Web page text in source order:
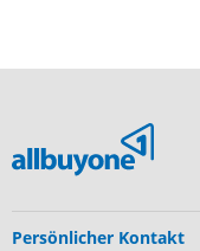
Persönlicher Kontakt